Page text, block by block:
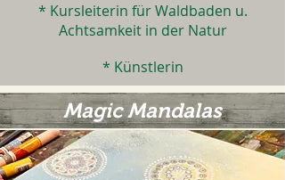
* Kursleiterin für Waldbaden u.
Achtsamkeit in der Natur
* Künstlerin​
Magic Mandalas